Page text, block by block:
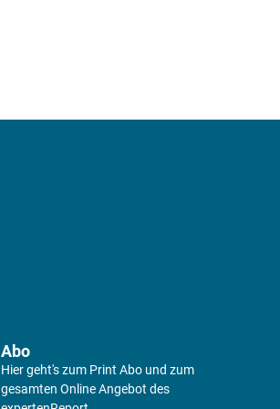
Abo
Hier geht's zum Print Abo und zum
gesamten Online Angebot des